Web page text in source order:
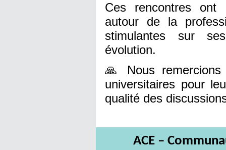
Ces rencontres ont
autour de la
stimulantes sur
évolution.
🙏 Nous remercions
universitaires pour
qualité des
ACE –